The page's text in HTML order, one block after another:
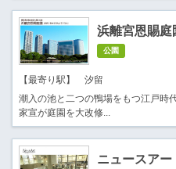
浜離宮恩賜庭
公園
【最寄り駅】 汐留
潮入の池と二つの鴨場をもつ江戸時
家宣が庭園を大改修...
ニュースアー